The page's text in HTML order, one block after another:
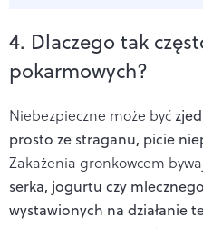
4. Dlaczego tak
pokarmowych?
Niebezpieczne może być
prosto ze straganu, picie
Zakażenia gronkowcem
serka, jogurtu czy
wystawionych na działanie